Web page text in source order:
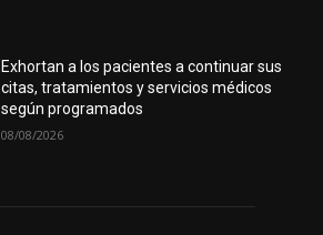
Exhortan a los pacientes a continuar sus
citas, tratamientos y servicios médicos
según programados
08/08/2026